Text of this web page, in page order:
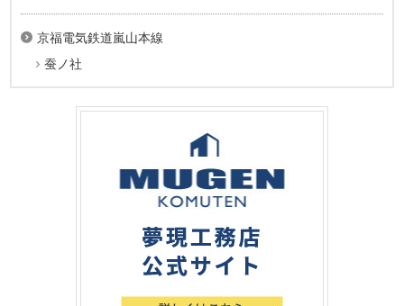
京福電気鉄道嵐山本線
蚕ノ社